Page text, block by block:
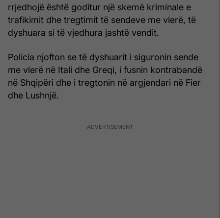
rrjedhojë është goditur një skemë kriminale e
trafikimit dhe tregtimit të sendeve me vlerë, të
dyshuara si të vjedhura jashtë vendit.
Policia njofton se të dyshuarit i siguronin sende
me vlerë në Itali dhe Greqi, i fusnin kontrabandë
në Shqipëri dhe i tregtonin në argjendari në Fier
dhe Lushnjë.